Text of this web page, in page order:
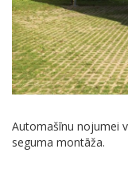
Automašīnu nojumei
seguma montāža.